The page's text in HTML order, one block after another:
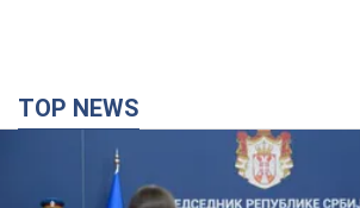
"Ми вдячні, але цього замало":
закликав посилити санкції проти
Президент подякував європейським
підтримку